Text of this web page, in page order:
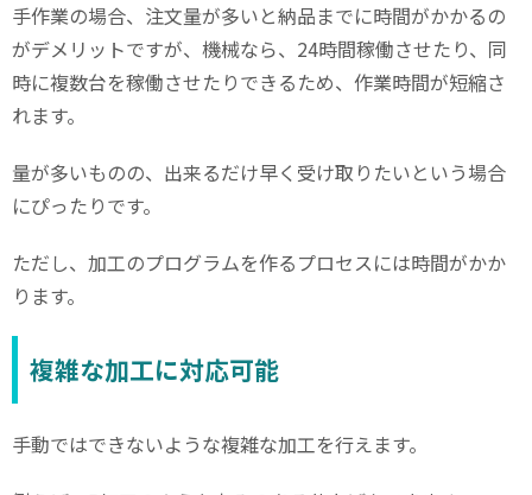
手作業の場合、注文量が多いと納品までに時間がかかるの
がデメリットですが、機械なら、 24時間稼働させたり、同
時に複数台を稼働させたりできるため、作業時間が短縮さ
れます。
量が多いものの、出来るだけ早く受け取りたいという場合
にぴったりです。
ただし、加工のプログラムを作るプロセスには時間がかか
ります。
複雑な加工に対応可能
手動ではできないような複雑な加工を行えます。